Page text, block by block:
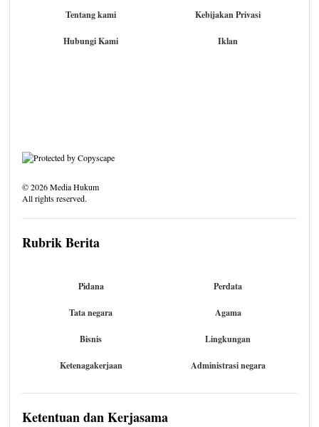
Tentang kami Kebijakan Privasi
Hubungi Kami Iklan
©2026Media Hukum
All rights reserved.
Rubrik Berita
Pidana Perdata
Tata negara Agama
Bisnis Lingkungan
Ketenagakerjaan Administrasi negara
Ketentuan dan Kerjasama